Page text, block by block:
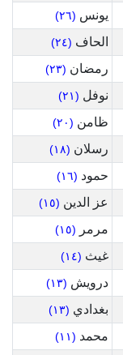
يونس (٢٦)
الحاف (٢٤)
رمضان (٢٣)
نوفل (٢١)
ظامن (٢٠)
رسلان (١٨)
حمود (١٦)
عز الدين (١٥)
مرمر (١٥)
غيث (١٤)
درويش (١٣)
بغدادي (١٣)
محمد (١١)